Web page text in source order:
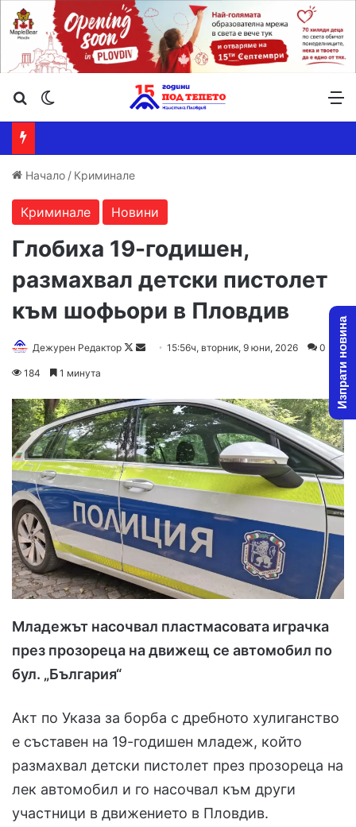
Търсене ...
Начало / Криминале
Криминале Новини
Глобиха 19-годишен,
размахвал детски пистолет
към шофьори в Пловдив
Дежурен Редактор
Follow
Send15:56ч, вторник, 9 юни, 2026 0
184 1 минута
Младежът насочвал пластмасовата играчка
през прозореца на движещ се автомобил по
бул. „България“
Акт по Указа за борба с дребното хулиганство
е съставен на 19-годишен младеж, който
размахвал детски пистолет през прозореца на
лек автомобил и го насочвал към други
участници в движението в Пловдив.
Изпрати новина